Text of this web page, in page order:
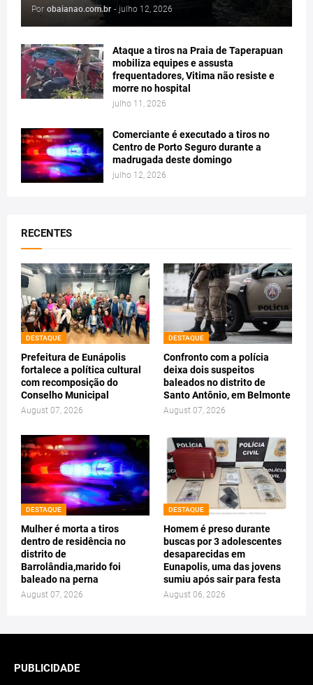
Por obaianao.com.br - julho 12, 2026
Ataque a tiros na Praia de Taperapuan
mobiliza equipes e assusta
frequentadores, Vitima não resiste e
morre no hospital
julho 11, 2026
Comerciante é executado a tiros no
Centro de Porto Seguro durante a
madrugada deste domingo
julho 12, 2026
RECENTES
DESTAQUE
Prefeitura de Eunápolis
fortalece a política cultural
com recomposição do
Conselho Municipal
August 07, 2026
DESTAQUE
Confronto com a polícia
deixa dois suspeitos
baleados no distrito de
Santo Antônio, em Belmonte
August 07, 2026
DESTAQUE
Mulher é morta a tiros
dentro de residência no
distrito de
Barrolândia,marido foi
baleado na perna
August 07, 2026
DESTAQUE
Homem é preso durante
buscas por 3 adolescentes
desaparecidas em
Eunapolis, uma das jovens
sumiu após sair para festa
August 06, 2026
PUBLICIDADE